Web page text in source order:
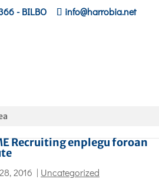
- BILBO info@harrobia.net
Recruiting enplegu foroan
2016 | Uncategorized